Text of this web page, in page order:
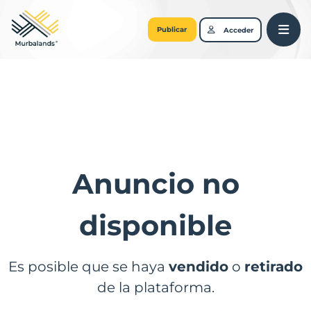
Publicar Acceder
Anuncio no
disponible
Es posible que se haya vendido o retirado
de la plataforma.